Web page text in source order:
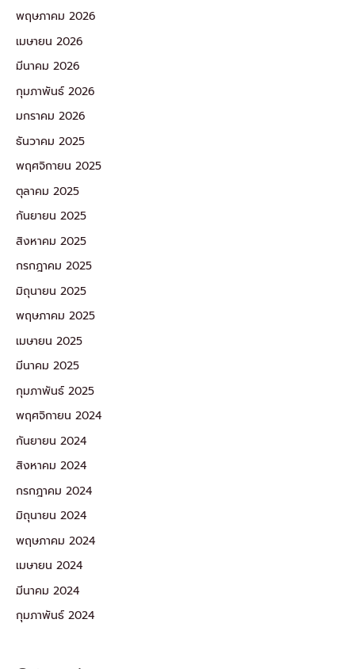
พฤษภาคม 2026
เมษายน 2026
มีนาคม 2026
กุมภาพันธ์ 2026
มกราคม 2026
ธันวาคม 2025
พฤศจิกายน 2025
ตุลาคม 2025
กันยายน 2025
สิงหาคม 2025
กรกฎาคม 2025
มิถุนายน 2025
พฤษภาคม 2025
เมษายน 2025
มีนาคม 2025
กุมภาพันธ์ 2025
พฤศจิกายน 2024
กันยายน 2024
สิงหาคม 2024
กรกฎาคม 2024
มิถุนายน 2024
พฤษภาคม 2024
เมษายน 2024
มีนาคม 2024
กุมภาพันธ์ 2024